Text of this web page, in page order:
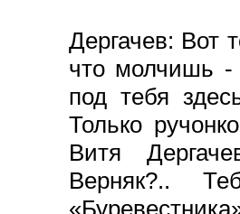
Дергачев: Вот
что молчишь
под тебя
Только
Витя
Верняк?..